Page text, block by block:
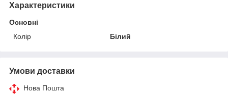
Характеристики
Основні
Колір
Білий
Умови доставки
Нова Пошта